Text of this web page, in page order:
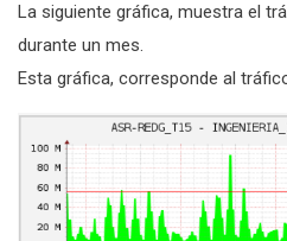
La siguiente gráfica, muestra el
durante un mes.
Esta gráfica, corresponde al